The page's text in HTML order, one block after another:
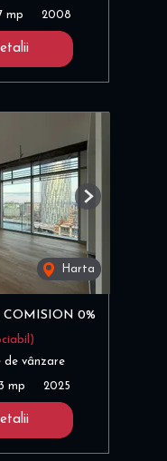
mp 2008
Harta
Next
COMISION 0%
de vânzare
mp 2025